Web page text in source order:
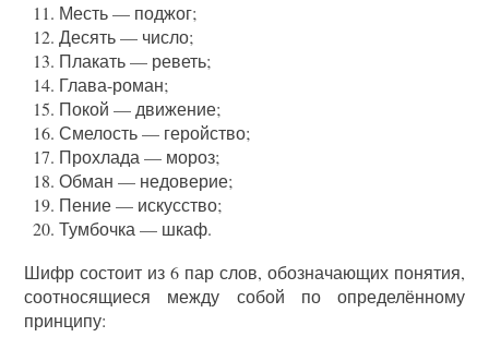
Месть — поджог;
Десять — число;
Плакать — реветь;
Глава-роман;
Покой — движение;
Смелость — геройство;
Прохлада — мороз;
Обман — недоверие;
Пение — искусство;
Тумбочка — шкаф.
Шифр состоит из 6 пар слов, обозначающих понятия,
соотносящиеся между собой по определённому
принципу: